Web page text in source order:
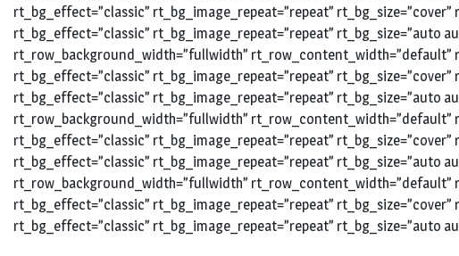
rt_bg_effect=”classic” rt_bg_image_repeat=”repeat”
rt_bg_effect=”classic” rt_bg_image_repeat=”repeat”
rt_row_background_width=”fullwidth” rt_row_content_width=”default”
rt_bg_effect=”classic” rt_bg_image_repeat=”repeat”
rt_bg_effect=”classic” rt_bg_image_repeat=”repeat”
rt_row_background_width=”fullwidth” rt_row_content_width=”default”
rt_bg_effect=”classic” rt_bg_image_repeat=”repeat”
rt_bg_effect=”classic” rt_bg_image_repeat=”repeat”
rt_row_background_width=”fullwidth” rt_row_content_width=”default”
rt_bg_effect=”classic” rt_bg_image_repeat=”repeat”
rt_bg_effect=”classic” rt_bg_image_repeat=”repeat”